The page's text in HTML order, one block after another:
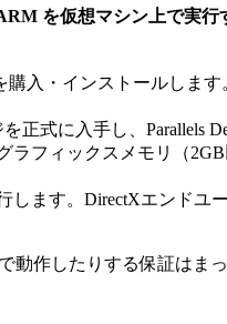
を仮想マシン上で実行
入・インストールしま
正式に入手し、Parallels
フィックスメモリ（
します。DirectXエンド
作したりする保証は